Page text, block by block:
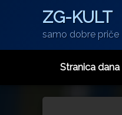
ZG-KULT
samo dobre priče
Stranica dana